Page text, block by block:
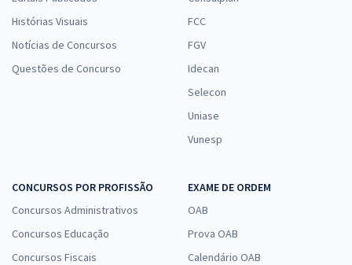
Histórias Visuais
Notícias de Concursos
Questões de Concurso
FCC
FGV
Idecan
Selecon
Uniase
Vunesp
CONCURSOS POR PROFISSÃO
Concursos Administrativos
Concursos Educação
Concursos Fiscais
EXAME DE ORDEM
OAB
Prova OAB
Calendário OAB